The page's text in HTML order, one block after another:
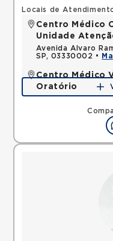
Locais de
Centro Médico
Unidade
Avenida Alvaro
SP, 03330002 •
Centro Médico
Oratório
Rua do Oratorio,